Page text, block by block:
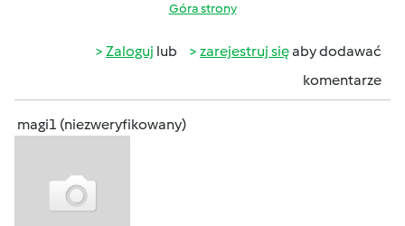
Góra strony
Zaloguj lub zarejestruj sięaby dodawać
komentarze
magi1 (niezweryfikowany)